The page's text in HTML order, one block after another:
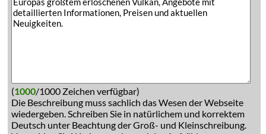
(1000/1000 Zeichen verfügbar)
Die Beschreibung muss sachlich das Wesen der Webseite
wiedergeben. Schreiben Sie in natürlichem und korrektem
Deutsch unter Beachtung der Groß- und Kleinschreibung.